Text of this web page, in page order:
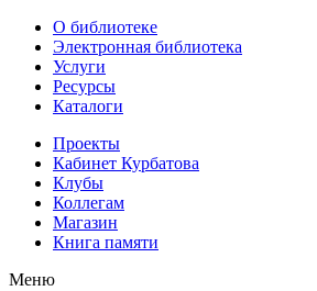
О библиотеке
Электронная библиотека
Услуги
Ресурсы
Каталоги
Проекты
Кабинет Курбатова
Клубы
Коллегам
Магазин
Книга памяти
Меню